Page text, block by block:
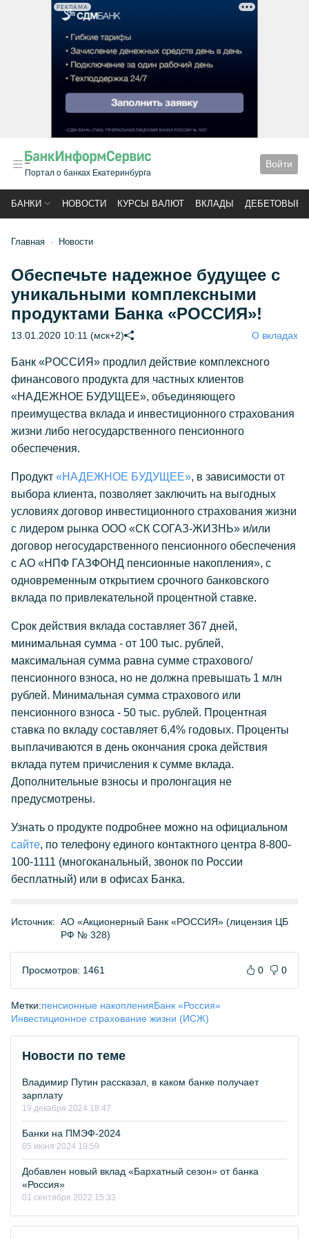
РЕКЛАМА
Портал о банках Екатеринбурга
Войти
БАНКИ НОВОСТИ КУРСЫ ВАЛЮТ ВКЛАДЫ ДЕБЕТОВЫЕ
Главная Новости
Обеспечьте надежное будущее с
уникальными комплексными
продуктами Банка «РОССИЯ»!
13.01.2020 10:11 (мск+2) О вкладах
Банк «РОССИЯ» продлил действие комплексного
финансового продукта для частных клиентов
«НАДЕЖНОЕ БУДУЩЕЕ», объединяющего
преимущества вклада и инвестиционного страхования
жизни либо негосударственного пенсионного
обеспечения.
Продукт «НАДЕЖНОЕ БУДУЩЕЕ», в зависимости от
выбора клиента, позволяет заключить на выгодных
условиях договор инвестиционного страхования жизни
с лидером рынка ООО «СК СОГАЗ-ЖИЗНЬ» и/или
договор негосударственного пенсионного обеспечения
с АО «НПФ ГАЗФОНД пенсионные накопления», с
одновременным открытием срочного банковского
вклада по привлекательной процентной ставке.
Срок действия вклада составляет 367 дней,
минимальная сумма - от 100 тыс. рублей,
максимальная сумма равна сумме страхового/
пенсионного взноса, но не должна превышать 1 млн
рублей. Минимальная сумма страхового или
пенсионного взноса - 50 тыс. рублей. Процентная
ставка по вкладу составляет 6,4% годовых. Проценты
выплачиваются в день окончания срока действия
вклада путем причисления к сумме вклада.
Дополнительные взносы и пролонгация не
предусмотрены.
Узнать о продукте подробнее можно на официальном
сайте, по телефону единого контактного центра 8-800-
100-1111 (многоканальный, звонок по России
бесплатный) или в офисах Банка.
Источник: АО «Акционерный Банк «РОССИЯ» (лицензия ЦБ
РФ № 328)
Просмотров: 1461 0 0
Метки:пенсионные накопленияБанк «Россия»
Инвестиционное страхование жизни (ИСЖ)
Новости по теме
Владимир Путин рассказал, в каком банке получает
зарплату
19 декабря 2024 18:47
Банки на ПМЭФ-2024
05 июня 2024 19:59
Добавлен новый вклад «Бархатный сезон» от банка
«Россия»
01 сентября 2022 15:33